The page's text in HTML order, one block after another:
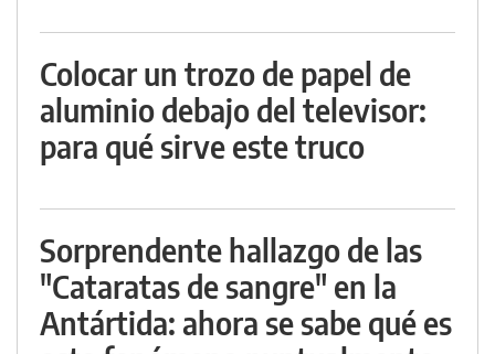
Colocar un trozo de papel de
aluminio debajo del televisor:
para qué sirve este truco
Sorprendente hallazgo de las
"Cataratas de sangre" en la
Antártida: ahora se sabe qué es